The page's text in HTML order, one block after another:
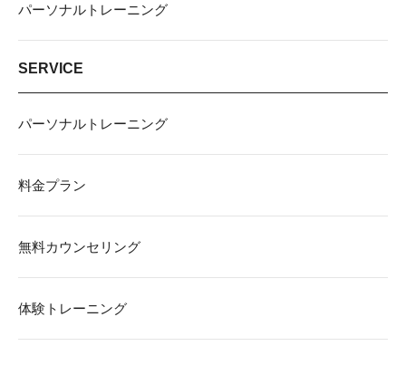
パーソナルトレーニング
SERVICE
パーソナルトレーニング
料金プラン
無料カウンセリング
体験トレーニング